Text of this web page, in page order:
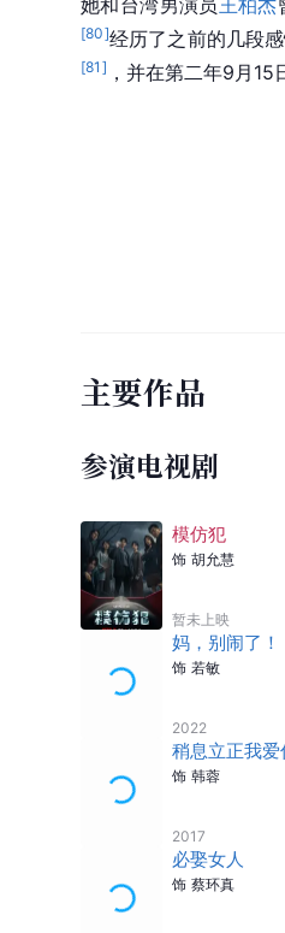
她和台湾男演员王柏杰
[80]经历了之前的几段
[81 ] ，并在第二年9月15
主要作品
参演电视剧
模仿犯
饰 胡允慧
暂未上映
妈，别闹了！
饰 若敏
2022
稍息立正我爱
饰 韩蓉
2017
必娶女人
饰 蔡环真